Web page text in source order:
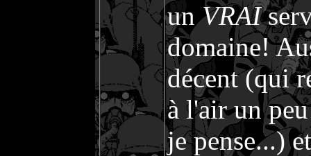
unVRAI
domaine!
décent (qui
à l'air un
je pense...)